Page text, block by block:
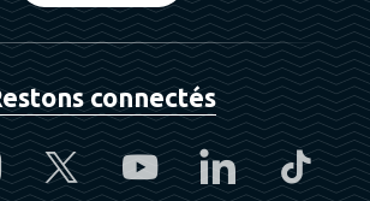
connectés